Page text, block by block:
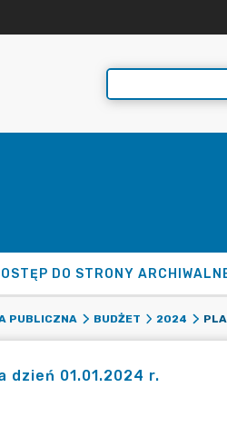
DO STRONY
PUBLICZNA BUDŻET 2024
dzień 01.01.2024 r.